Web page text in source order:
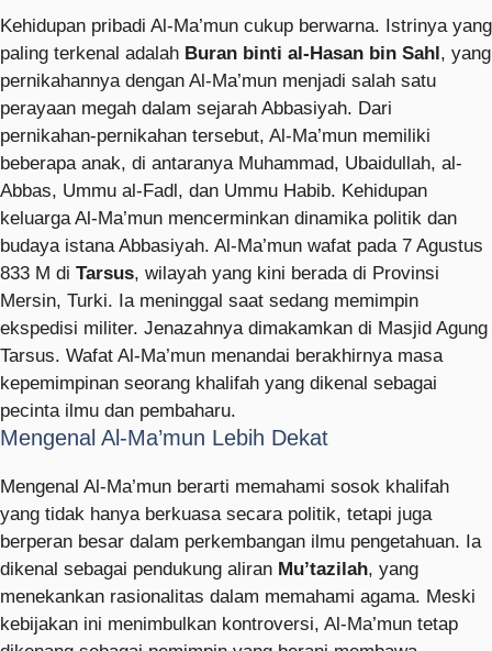
Kehidupan pribadi Al-Ma’mun cukup berwarna. Istrinya yang
paling terkenal adalah Buran binti al-Hasan bin Sahl , yang
pernikahannya dengan Al-Ma’mun menjadi salah satu
perayaan megah dalam sejarah Abbasiyah. Dari
pernikahan-pernikahan tersebut, Al-Ma’mun memiliki
beberapa anak, di antaranya Muhammad, Ubaidullah, al-
Abbas, Ummu al-Fadl, dan Ummu Habib. Kehidupan
keluarga Al-Ma’mun mencerminkan dinamika politik dan
budaya istana Abbasiyah. Al-Ma’mun wafat pada 7 Agustus
833 M di Tarsus, wilayah yang kini berada di Provinsi
Mersin, Turki. Ia meninggal saat sedang memimpin
ekspedisi militer. Jenazahnya dimakamkan di Masjid Agung
Tarsus. Wafat Al-Ma’mun menandai berakhirnya masa
kepemimpinan seorang khalifah yang dikenal sebagai
pecinta ilmu dan pembaharu.
Mengenal Al-Ma’mun Lebih Dekat
Mengenal Al-Ma’mun berarti memahami sosok khalifah
yang tidak hanya berkuasa secara politik, tetapi juga
berperan besar dalam perkembangan ilmu pengetahuan. Ia
dikenal sebagai pendukung aliran Mu’tazilah, yang
menekankan rasionalitas dalam memahami agama. Meski
kebijakan ini menimbulkan kontroversi, Al-Ma’mun tetap